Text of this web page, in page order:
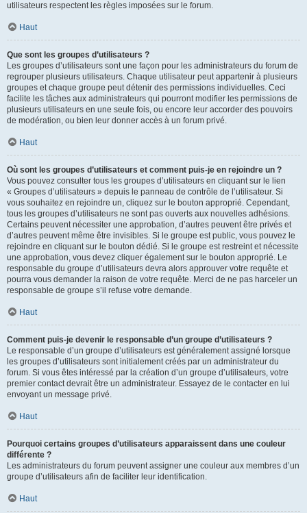
utilisateurs respectent les règles imposées sur le forum.
Haut
Que sont les groupes d’utilisateurs ?
Les groupes d’utilisateurs sont une façon pour les administrateurs du forum de
regrouper plusieurs utilisateurs. Chaque utilisateur peut appartenir à plusieurs
groupes et chaque groupe peut détenir des permissions individuelles. Ceci
facilite les tâches aux administrateurs qui pourront modifier les permissions de
plusieurs utilisateurs en une seule fois, ou encore leur accorder des pouvoirs
de modération, ou bien leur donner accès à un forum privé.
Haut
Où sont les groupes d’utilisateurs et comment puis-je en rejoindre un ?
Vous pouvez consulter tous les groupes d’utilisateurs en cliquant sur le lien
« Groupes d’utilisateurs » depuis le panneau de contrôle de l’utilisateur. Si
vous souhaitez en rejoindre un, cliquez sur le bouton approprié. Cependant,
tous les groupes d’utilisateurs ne sont pas ouverts aux nouvelles adhésions.
Certains peuvent nécessiter une approbation, d’autres peuvent être privés et
d’autres peuvent même être invisibles. Si le groupe est public, vous pouvez le
rejoindre en cliquant sur le bouton dédié. Si le groupe est restreint et nécessite
une approbation, vous devez cliquer également sur le bouton approprié. Le
responsable du groupe d’utilisateurs devra alors approuver votre requête et
pourra vous demander la raison de votre requête. Merci de ne pas harceler un
responsable de groupe s’il refuse votre demande.
Haut
Comment puis-je devenir le responsable d’un groupe d’utilisateurs ?
Le responsable d’un groupe d’utilisateurs est généralement assigné lorsque
les groupes d’utilisateurs sont initialement créés par un administrateur du
forum. Si vous êtes intéressé par la création d’un groupe d’utilisateurs, votre
premier contact devrait être un administrateur. Essayez de le contacter en lui
envoyant un message privé.
Haut
Pourquoi certains groupes d’utilisateurs apparaissent dans une couleur
différente ?
Les administrateurs du forum peuvent assigner une couleur aux membres d’un
groupe d’utilisateurs afin de faciliter leur identification.
Haut